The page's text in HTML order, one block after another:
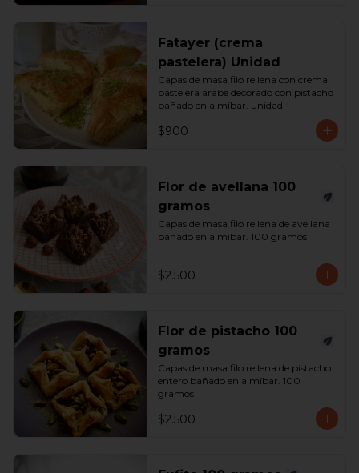
Fatayer (crema
pastelera) Unidad
Capas de masa filo rellena con crema
pastelera árabe decorado con pistacho
bañado en almíbar. unidad
$900
Flor de avellana 100
gramos
Capas de masa filo rellena de avellana
bañado en almíbar. 100 gramos
$2.500
Flor de pistacho 100
gramos
Capas de masa filo rellena de pistacho
entero bañado en almíbar. 100
gramos
$2.500